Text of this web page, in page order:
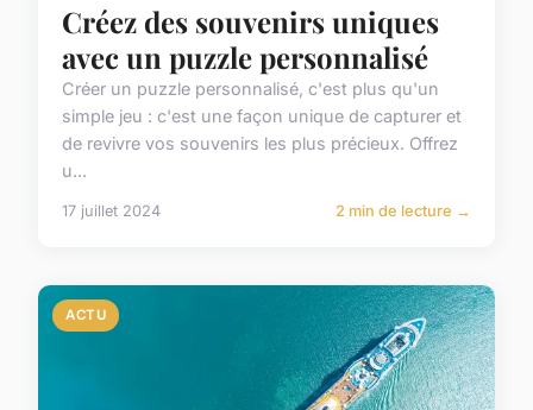
Créez des souvenirs uniques
avec un puzzle personnalisé
Créer un puzzle personnalisé, c'est plus qu'un
simple jeu : c'est une façon unique de capturer et
de revivre vos souvenirs les plus précieux. Offrez
u...
17 juillet 2024 2 min de lecture →
ACTU